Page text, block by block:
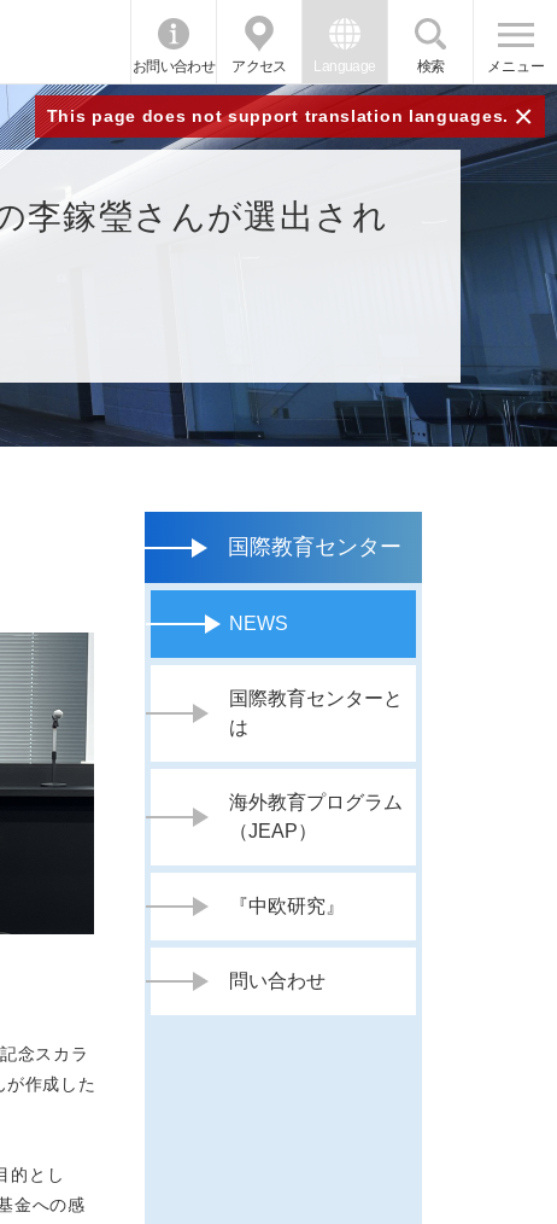
お問い合わせ アクセス Language 検索 メニュー
This page does not support translation languages. ×
李鎵瑩さんが選出され
念スカラ
作成した
的とし
金への感
国際教育センター
NEWS
国際教育センターと
は
海外教育プログラム
（JEAP）
『中欧研究』
問い合わせ